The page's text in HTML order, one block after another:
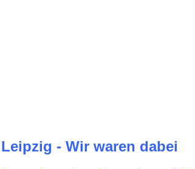
- Wir waren dabei